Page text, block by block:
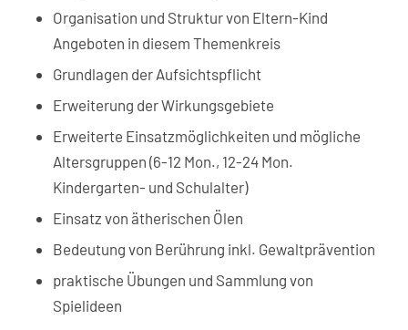
Organisation und Struktur von Eltern-Kind
Angeboten in diesem Themenkreis
Grundlagen der Aufsichtspflicht
Erweiterung der Wirkungsgebiete
Erweiterte Einsatzmöglichkeiten und mögliche
Altersgruppen (6-12 Mon., 12-24 Mon.
Kindergarten- und Schulalter)
Einsatz von ätherischen Ölen
Bedeutung von Berührung inkl. Gewaltprävention
praktische Übungen und Sammlung von
Spielideen